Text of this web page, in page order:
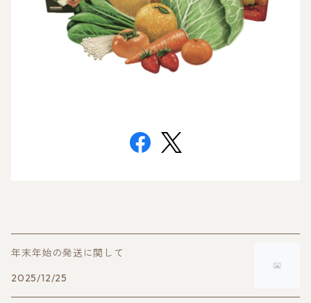
年末年始の発送に関して
2025/12/25